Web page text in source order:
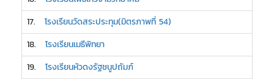
17. โรงเรียนวัดสระประทุม(มิตรภาพที่ 54)
18. โรงเรียนเมธีพิทยา
19. โรงเรียนหัวดงรัฐชนูปถัมภ์